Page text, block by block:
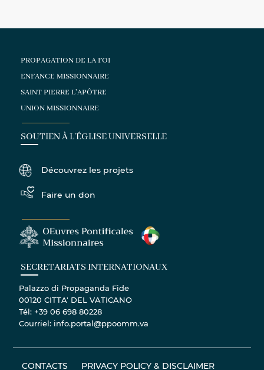
PROPAGATION DE LA FOI
ENFANCE MISSIONNAIRE
SAINT PIERRE L'APÔTRE
UNION MISSIONNAIRE
SOUTIEN À L'ÉGLISE UNIVERSELLE
Découvrez les projets
Faire un don
SECRETARIATS INTERNATIONAUX
Palazzo di Propaganda Fide
00120 CITTA' DEL VATICANO
Tél: +39 06 698 80228
Courriel: info.portal@ppoomm.va
CONTACTS PRIVACY POLICY & DISCLAIMER